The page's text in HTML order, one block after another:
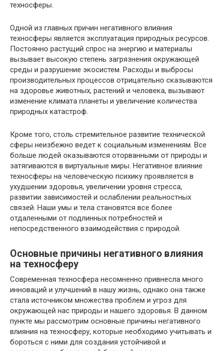
техносферы.
Одной из главных причин негативного влияния
техносферы является эксплуатация природных ресурсов.
Постоянно растущий спрос на энергию и материалы
вызывает высокую степень загрязнения окружающей
среды и разрушение экосистем. Расходы и выбросы
производительных процессов отрицательно сказываются
на здоровье животных, растений и человека, вызывают
изменение климата планеты и увеличение количества
природных катастроф.
Кроме того, столь стремительное развитие технической
сферы неизбежно ведет к социальным изменениям. Все
больше людей оказываются оторванными от природы и
затягиваются в виртуальные миры. Негативное влияние
техносферы на человеческую психику проявляется в
ухудшении здоровья, увеличении уровня стресса,
развитии зависимостей и ослаблении реальностных
связей. Наши умы и тела становятся все более
отдаленными от подлинных потребностей и
непосредственного взаимодействия с природой.
Основные причины негативного влияния
на техносферу
Современная техносфера несомненно привнесла много
инноваций и улучшений в нашу жизнь, однако она также
стала источником множества проблем и угроз для
окружающей нас природы и нашего здоровья. В данном
пункте мы рассмотрим основные причины негативного
влияния на техносферу, которые необходимо учитывать и
бороться с ними для создания устойчивой и